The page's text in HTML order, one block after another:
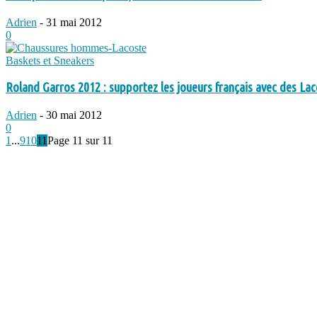
Adrien - 31 mai 2012
0
Baskets et Sneakers
Roland Garros 2012 : supportez les joueurs français avec des
Adrien - 30 mai 2012
0
1 ...91011Page 11 sur 11